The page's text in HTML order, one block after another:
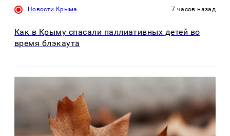
Новости Крыма 7 часов назад
Как в Крыму спасали паллиативных детей во
время блэкаута